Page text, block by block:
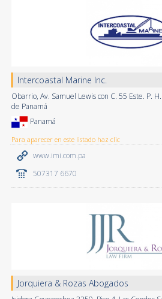
Intercoastal Marine Inc.
Obarrio, Av. Samuel Lewis con C. 55 Este. P.
de Panamá
Panamá
Para aparecer en este listado haz clic
www.imi.com.pa
507317 6670
Jorquiera & Rozas Abogados